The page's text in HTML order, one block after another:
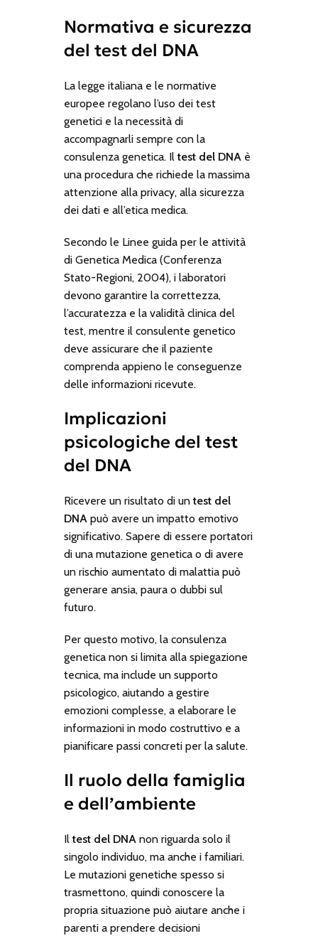
Normativa e sicurezza
del test del DNA
La legge italiana e le normative
europee regolano l’uso dei test
genetici e la necessità di
accompagnarli sempre con la
consulenza genetica. Iltest del DNAè
una procedura che richiede la massima
attenzione alla privacy, alla sicurezza
dei dati e all’etica medica.
Secondo le Linee guida per le attività
di Genetica Medica(Conferenza
Stato-Regioni, 2004), i laboratori
devono garantire la correttezza,
l’accuratezza e la validità clinica del
test, mentre il consulente genetico
deve assicurare che il paziente
comprenda appieno le conseguenze
delle informazioni ricevute.
Implicazioni
psicologiche del test
del DNA
Ricevere un risultato di untest del
DNApuò avere un impatto emotivo
significativo. Sapere di essere portatori
di una mutazione genetica o di avere
un rischio aumentato di malattia può
generare ansia, paura o dubbi sul
futuro.
Per questo motivo, la consulenza
genetica non si limita alla spiegazione
tecnica, ma include un supporto
psicologico, aiutando a gestire
emozioni complesse, a elaborare le
informazioni in modo costruttivo e a
pianificare passi concreti per la salute.
Il ruolo della famiglia
e dell’ambiente
Iltest del DNAnon riguarda solo il
singolo individuo, ma anche i familiari.
Le mutazioni genetiche spesso si
trasmettono, quindi conoscere la
propria situazione può aiutare anche i
parenti a prendere decisioni